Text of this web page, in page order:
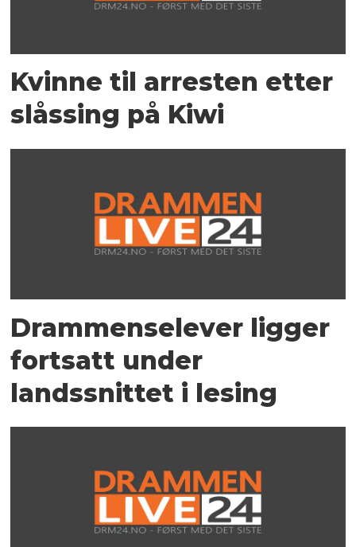
Kvinne til arresten etter
slåssing på Kiwi
Drammenselever ligger
fortsatt under
landssnittet i lesing